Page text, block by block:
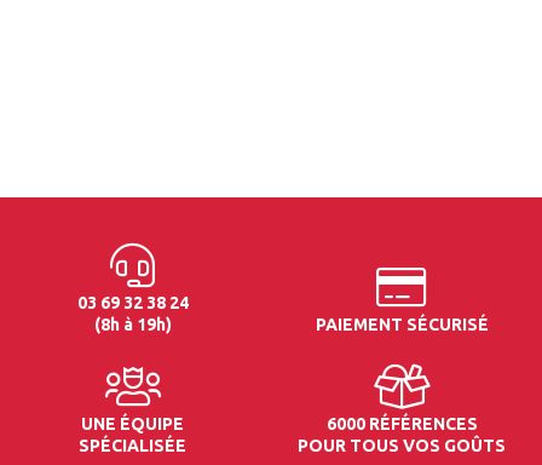
03 69 32 38 24
(8h à 19h)
PAIEMENT SÉCURISÉ
UNE ÉQUIPE
SPÉCIALISÉE
6000 RÉFÉRENCES
POUR TOUS VOS GOÛTS